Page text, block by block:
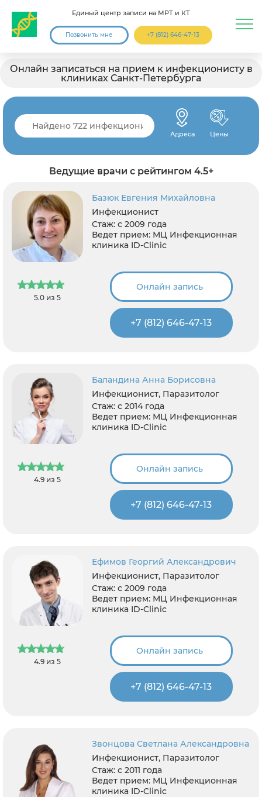
Единый центр записи на МРТ и КТ
Позвонить мне +7 (812) 646-47-13
Онлайн записаться на прием к инфекционисту в
клиниках Санкт-Петербурга
Адреса Цены
Ведущие врачи с рейтингом 4.5+
5.0 из 5
Базюк Евгения Михайловна
Инфекционист
Стаж: с 2009 года
Ведет прием: МЦ Инфекционная
клиника ID-Clinic
Онлайн запись
+7 (812) 646-47-13
4.9 из 5
Баландина Анна Борисовна
Инфекционист, Паразитолог
Стаж: с 2014 года
Ведет прием: МЦ Инфекционная
клиника ID-Clinic
Онлайн запись
+7 (812) 646-47-13
4.9 из 5
Ефимов Георгий Александрович
Инфекционист, Паразитолог
Стаж: с 2009 года
Ведет прием: МЦ Инфекционная
клиника ID-Clinic
Онлайн запись
+7 (812) 646-47-13
Звонцова Светлана Александровна
Инфекционист, Паразитолог
Стаж: с 2011 года
Ведет прием: МЦ Инфекционная
клиника ID-Clinic